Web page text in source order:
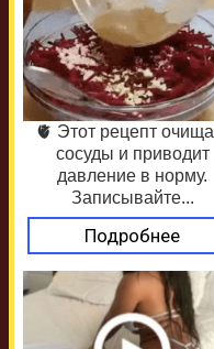
🫀 Этот рецепт
сосуды и приводит
давление в норму.
Записывайте...
Подробнее